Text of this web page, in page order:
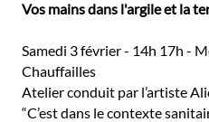
Vos mains dans l'argile et la
Samedi 3 février - 14h 17h -
Chauffailles
Atelier conduit par l’artiste
“C’est dans le contexte